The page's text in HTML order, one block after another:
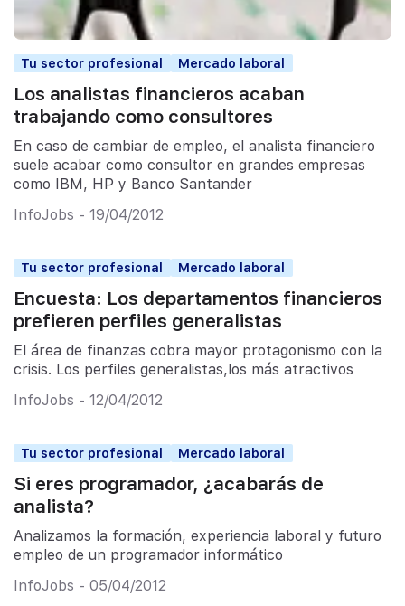
Tu sector profesional Mercado laboral
Los analistas financieros acaban
trabajando como consultores
En caso de cambiar de empleo, el analista financiero
suele acabar como consultor en grandes empresas
como IBM, HP y Banco Santander
InfoJobs - 19/04/2012
Tu sector profesional Mercado laboral
Encuesta: Los departamentos financieros
prefieren perfiles generalistas
El área de finanzas cobra mayor protagonismo con la
crisis. Los perfiles generalistas,los más atractivos
InfoJobs - 12/04/2012
Tu sector profesional Mercado laboral
Si eres programador, ¿acabarás de
analista?
Analizamos la formación, experiencia laboral y futuro
empleo de un programador informático
InfoJobs - 05/04/2012